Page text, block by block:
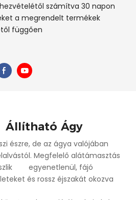
számítva 30 napon
a megrendelt termékek
függően
Ágy
észre, de az ágya valójában
Megfelelő alátámasztás
egyenetlenül, fájó
és rossz éjszakát okozva